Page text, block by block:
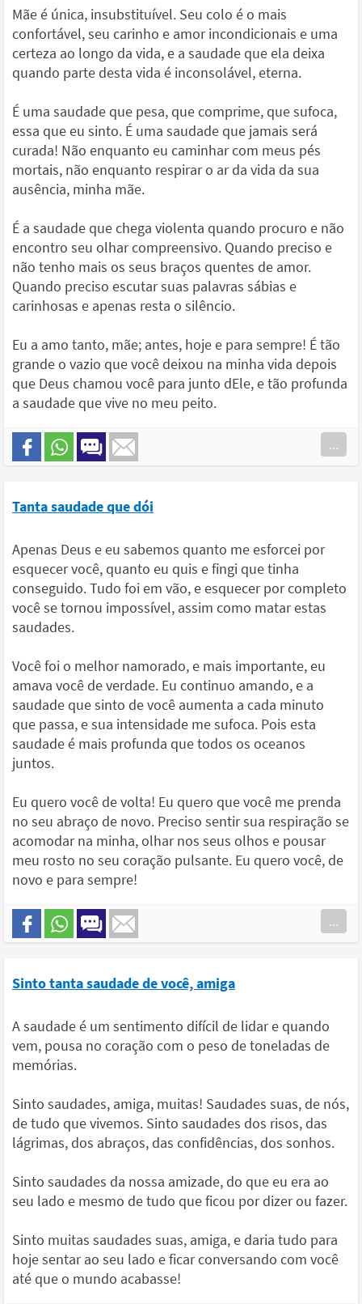
Mãe é única, insubstituível. Seu colo é o mais
confortável, seu carinho e amor incondicionais e uma
certeza ao longo da vida, e a saudade que ela deixa
quando parte desta vida é inconsolável, eterna.
É uma saudade que pesa, que comprime, que sufoca,
essa que eu sinto. É uma saudade que jamais será
curada! Não enquanto eu caminhar com meus pés
mortais, não enquanto respirar o ar da vida da sua
ausência, minha mãe.
É a saudade que chega violenta quando procuro e não
encontro seu olhar compreensivo. Quando preciso e
não tenho mais os seus braços quentes de amor.
Quando preciso escutar suas palavras sábias e
carinhosas e apenas resta o silêncio.
Eu a amo tanto, mãe; antes, hoje e para sempre! É tão
grande o vazio que você deixou na minha vida depois
que Deus chamou você para junto dEle, e tão profunda
a saudade que vive no meu peito.
...
Tanta saudade que dói
Apenas Deus e eu sabemos quanto me esforcei por
esquecer você, quanto eu quis e fingi que tinha
conseguido. Tudo foi em vão, e esquecer por completo
você se tornou impossível, assim como matar estas
saudades.
Você foi o melhor namorado, e mais importante, eu
amava você de verdade. Eu continuo amando, e a
saudade que sinto de você aumenta a cada minuto
que passa, e sua intensidade me sufoca. Pois esta
saudade é mais profunda que todos os oceanos
juntos.
Eu quero você de volta! Eu quero que você me prenda
no seu abraço de novo. Preciso sentir sua respiração se
acomodar na minha, olhar nos seus olhos e pousar
meu rosto no seu coração pulsante. Eu quero você, de
novo e para sempre!
...
Sinto tanta saudade de você, amiga
A saudade é um sentimento difícil de lidar e quando
vem, pousa no coração com o peso de toneladas de
memórias.
Sinto saudades, amiga, muitas! Saudades suas, de nós,
de tudo que vivemos. Sinto saudades dos risos, das
lágrimas, dos abraços, das confidências, dos sonhos.
Sinto saudades da nossa amizade, do que eu era ao
seu lado e mesmo de tudo que ficou por dizer ou fazer.
Sinto muitas saudades suas, amiga, e daria tudo para
hoje sentar ao seu lado e ficar conversando com você
até que o mundo acabasse!